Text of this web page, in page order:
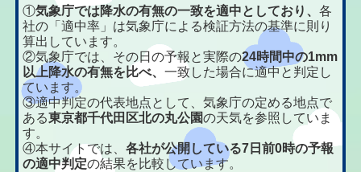
①気象庁では降水の有無の一致を適中としており、各
社の「適中率」は気象庁による検証方法の基準に則り
算出しています。
②気象庁では、その日の予報と実際の24時間中の1mm
以上降水の有無を比べ、一致した場合に適中と判定し
ています。
③適中判定の代表地点として、気象庁の定める地点で
ある東京都千代田区北の丸公園の天気を参照していま
す。
④本サイトでは、各社が公開している7日前0時の予報
の適中判定の結果を比較しています。